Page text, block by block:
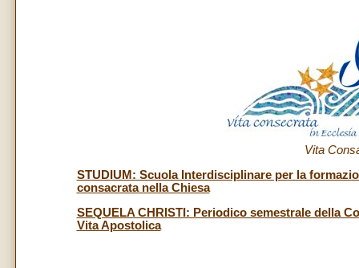
Vita
STUDIUM: Scuola Interdisciplinare per la
consacrata nella Chiesa
SEQUELA CHRISTI: Periodico semestrale della
Vita Apostolica